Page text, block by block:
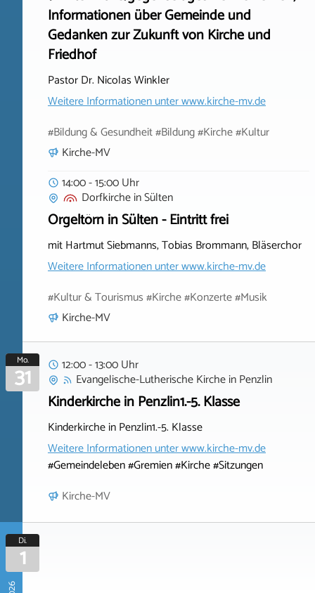
Informationen über Gemeinde und
Gedanken zur Zukunft von Kirche und
Friedhof
Pastor Dr. Nicolas Winkler
Weitere Informationen unterwww.kirche-mv.de
#Bildung & Gesundheit #Bildung #Kirche #Kultur
Kirche-MV
14:00 - 15:00 Uhr
DorfkircheinSülten
Orgeltörn in Sülten - Eintritt frei
mit Hartmut Siebmanns, Tobias Brommann, Bläserchor
Weitere Informationen unterwww.kirche-mv.de
#Kultur & Tourismus #Kirche #Konzerte #Musik
Kirche-MV
Mo.
31
12:00 - 13:00 Uhr
Evangelische-Lutherische KircheinPenzlin
Kinderkirche in Penzlin1.-5. Klasse
Kinderkirche in Penzlin1.-5. Klasse
Weitere Informationen unterwww.kirche-mv.de
#Gemeindeleben #Gremien #Kirche #Sitzungen
Kirche-MV
Di.
1